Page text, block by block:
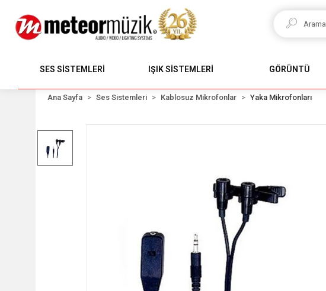
SES SİSTEMLERİ IŞIK SİSTEMLERİ GÖRÜNTÜ
Ana Sayfa Ses Sistemleri Kablosuz Mikrofonlar Yaka Mikrofonları